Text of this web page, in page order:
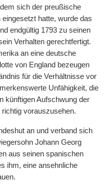
sich der preußische
hatte, wurde das
endgültig 1793 zu seinen
Verhalten gerechtfertigt.
an eine deutsche
von England bezeugen
für die Verhältnisse vor
Unfähigkeit, die
künftigen Aufschwung der
vorauszusehen.
an und verband sich
Johann Georg
aus seinen spanischen
ihm, eine ansehnliche